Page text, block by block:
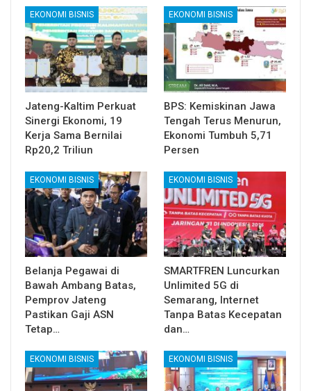
EKONOMI BISNIS
Jateng-Kaltim Perkuat
Sinergi Ekonomi, 19
Kerja Sama Bernilai
Rp20,2 Triliun
EKONOMI BISNIS
BPS: Kemiskinan Jawa
Tengah Terus Menurun,
Ekonomi Tumbuh 5,71
Persen
EKONOMI BISNIS
Belanja Pegawai di
Bawah Ambang Batas,
Pemprov Jateng
Pastikan Gaji ASN
Tetap…
EKONOMI BISNIS
SMARTFREN Luncurkan
Unlimited 5G di
Semarang, Internet
Tanpa Batas Kecepatan
dan…
EKONOMI BISNIS EKONOMI BISNIS